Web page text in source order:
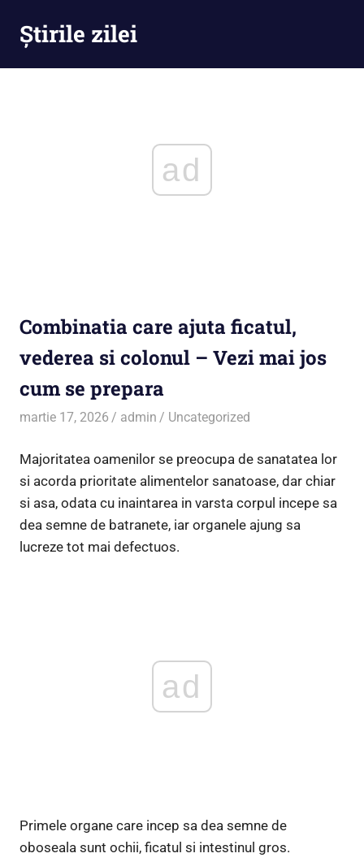
content
Știrile zilei
ad
Combinatia care ajuta ficatul,
vederea si colonul – Vezi mai jos
cum se prepara
martie 17, 2026 admin Uncategorized
Majoritatea oamenilor se preocupa de sanatatea lor
si acorda prioritate alimentelor sanatoase, dar chiar
si asa, odata cu inaintarea in varsta corpul incepe sa
dea semne de batranete, iar organele ajung sa
lucreze tot mai defectuos.
ad
Primele organe care incep sa dea semne de
oboseala sunt ochii, ficatul si intestinul gros.